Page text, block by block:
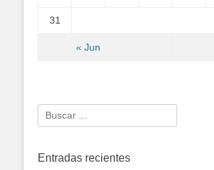
« Jun
31
Search
for:
Entradas recientes